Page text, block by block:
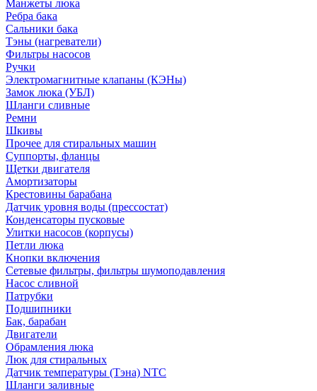
Манжеты люка
Ребра бака
Сальники бака
Тэны (нагреватели)
Фильтры насосов
Ручки
Электромагнитные клапаны (КЭНы)
Замок люка (УБЛ)
Шланги сливные
Ремни
Шкивы
Прочее для стиральных машин
Суппорты, фланцы
Щетки двигателя
Амортизаторы
Крестовины барабана
Датчик уровня воды (прессостат)
Конденсаторы пусковые
Улитки насосов (корпусы)
Петли люка
Кнопки включения
Сетевые фильтры, фильтры шумоподавления
Насос сливной
Патрубки
Подшипники
Бак, барабан
Двигатели
Обрамления люка
Люк для стиральных
Датчик температуры (Тэна) NTC
Шланги заливные